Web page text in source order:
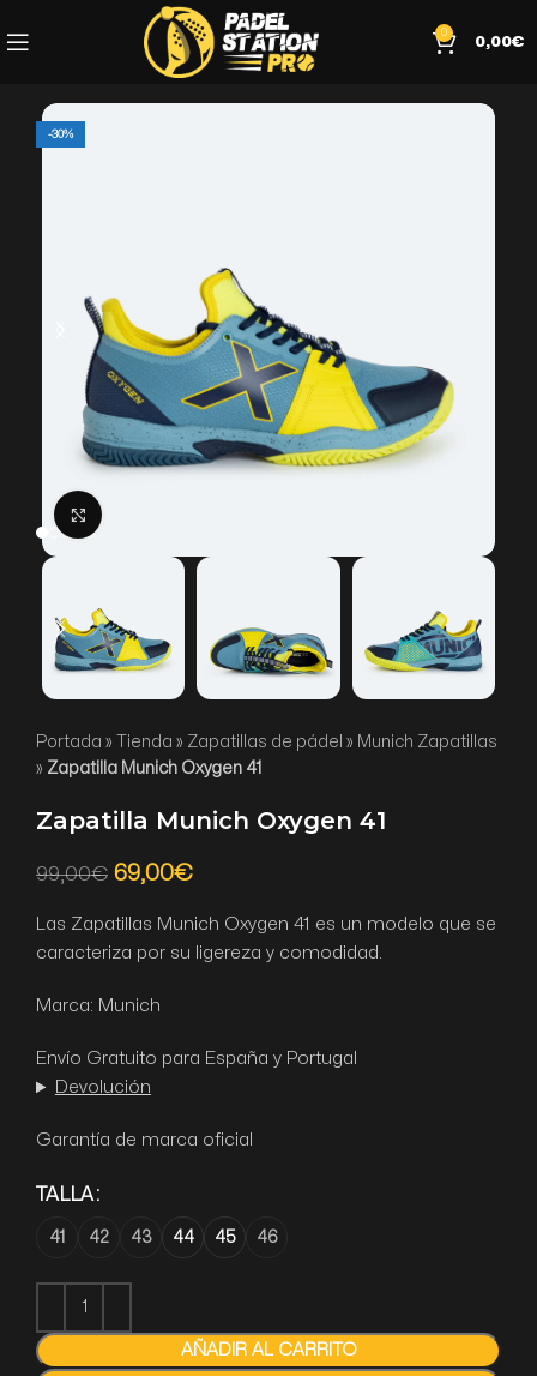
0
0,00€
-30%
Portada » Tienda » Zapatillas de pádel » Munich Zapatillas
» Zapatilla Munich Oxygen 41
Zapatilla Munich Oxygen 41
99,00€ 69,00€
Las Zapatillas Munich Oxygen 41 es un modelo que se
caracteriza por su ligereza y comodidad.
Marca: Munich
Envío Gratuito para España y Portugal
Devolución
Garantía de marca oficial
TALLA
41 42 43 44 45 46
AÑADIR AL CARRITO